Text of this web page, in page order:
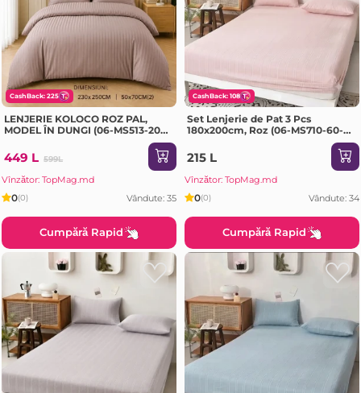
CashBack: 225
LENJERIE KOLOCO ROZ PAL,
MODEL ÎN DUNGI (06-MS513-20-
449 L 599L
Vînzător: TopMag.md
0(0) Vândute: 35
Cumpără Rapid
CashBack: 108
Set Lenjerie de Pat 3 Pcs
180x200cm, Roz (06-MS710-60-
215 L
Vînzător: TopMag.md
0(0) Vândute: 34
Cumpără Rapid